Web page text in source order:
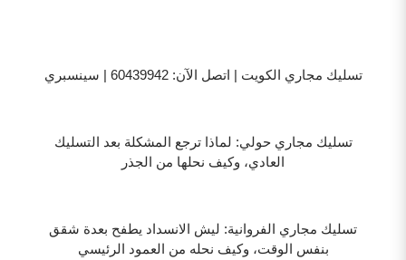
تسليك مجاري الكويت | اتصل الآن: 60439942 | سينسبري
تسليك مجاري حولي: لماذا ترجع المشكلة بعد التسليك
العادي، وكيف نحلها من الجذر
تسليك مجاري الفروانية: ليش الانسداد يطفح بعدة شقق
بنفس الوقت، وكيف نحله من العمود الرئيسي